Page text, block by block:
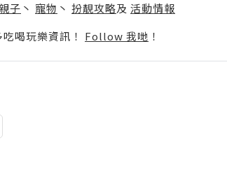
子 丶 寵物 丶 扮靚攻略及 活動情報
喝玩樂資訊！ Follow 我哋 ！